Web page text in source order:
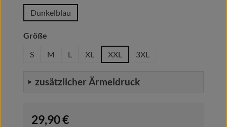
Dunkelblau
Größe
S
M L XL XXL 3XL
zusätzlicher Ärmeldruck
Regulärer Preis:
29,90 €